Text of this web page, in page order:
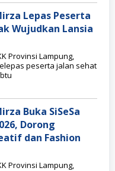
Lepas Peserta
Wujudkan Lansia
Provinsi Lampung,
peserta jalan sehat
Buka SiSeSa
Dorong
dan Fashion
Provinsi Lampung,